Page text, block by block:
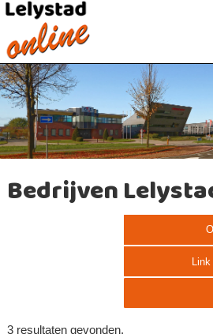
Bedrijven
Link
3 resultaten gevonden.